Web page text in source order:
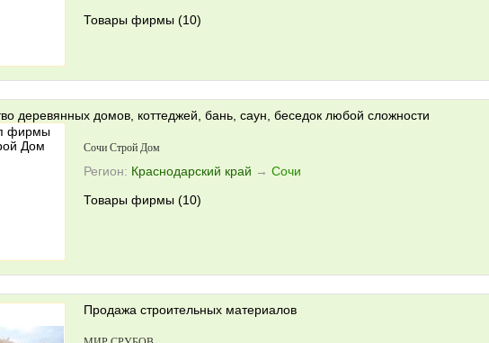
Товары фирмы (10)
деревянных домов, коттеджей, бань, саун, беседок любой сложности
Сочи Строй Дом
Регион: Краснодарский край → Сочи
Товары фирмы (10)
Продажа строительных материалов